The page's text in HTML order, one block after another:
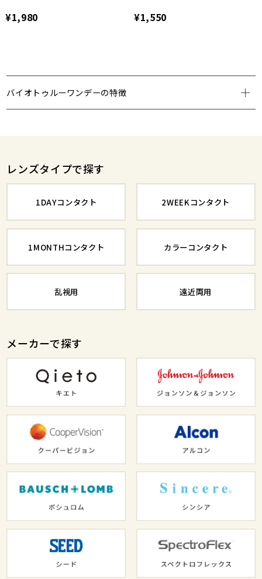
¥1,980 ¥1,550
バイオトゥルーワンデーの特徴
レンズタイプで探す
1DAYコンタクト 2WEEKコンタクト
1MONTHコンタクト カラーコンタクト
乱視用 遠近両用
メーカーで探す